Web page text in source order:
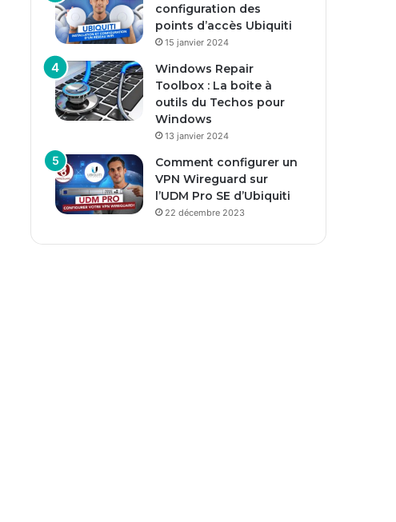
configuration des
points d’accès Ubiquiti
15 janvier 2024
Windows Repair
Toolbox : La boite à
outils du Techos pour
Windows
13 janvier 2024
Comment configurer un
VPN Wireguard sur
l’UDM Pro SE d’Ubiquiti
22 décembre 2023